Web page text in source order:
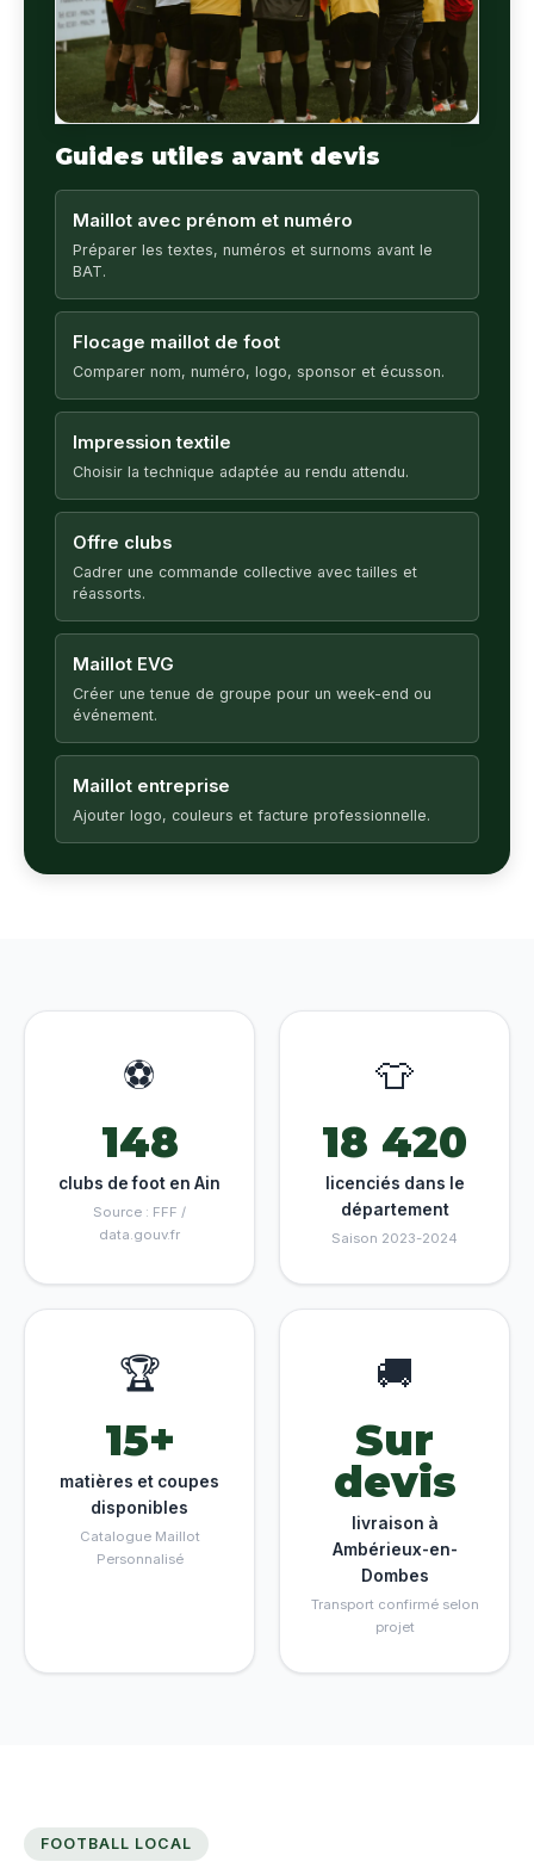
Guides utiles avant devis
Maillot avec prénom et numéro
Préparer les textes, numéros et surnoms avant le
BAT.
Flocage maillot de foot
Comparer nom, numéro, logo, sponsor et écusson.
Impression textile
Choisir la technique adaptée au rendu attendu.
Offre clubs
Cadrer une commande collective avec tailles et
réassorts.
Maillot EVG
Créer une tenue de groupe pour un week-end ou
événement.
Maillot entreprise
Ajouter logo, couleurs et facture professionnelle.
⚽
148
clubs de foot en Ain
Source : FFF /
data.gouv.fr
👕
18 420
licenciés dans le
département
Saison 2023-2024
🏆
15+
matières et coupes
disponibles
Catalogue Maillot
Personnalisé
🚚
Sur
devis
livraison à
Ambérieux-en-
Dombes
Transport confirmé selon
projet
FOOTBALL LOCAL